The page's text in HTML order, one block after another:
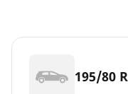
195/80